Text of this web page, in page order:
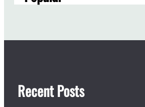
Recent Posts